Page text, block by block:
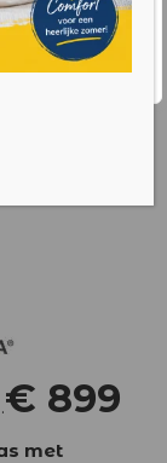
instellingen
Best verkocht
€ 899
met